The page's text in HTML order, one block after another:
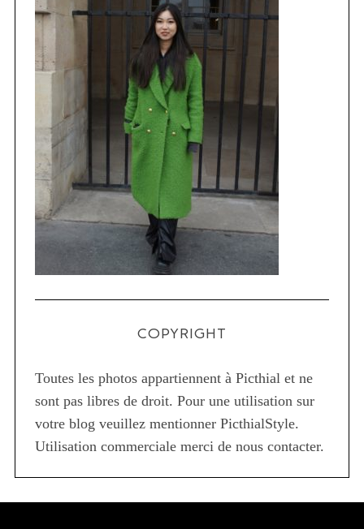
COPYRIGHT
Toutes les photos appartiennent à Picthial et ne
sont pas libres de droit. Pour une utilisation sur
votre blog veuillez mentionner PicthialStyle.
Utilisation commerciale merci de nous contacter.